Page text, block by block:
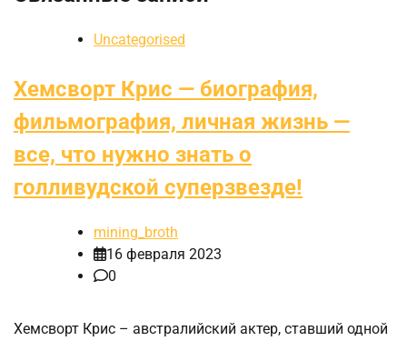
Uncategorised
Хемсворт Крис — биография,
фильмография, личная жизнь —
все, что нужно знать о
голливудской суперзвезде!
mining_broth
16 февраля 2023
0
Хемсворт Крис – австралийский актер, ставший одной